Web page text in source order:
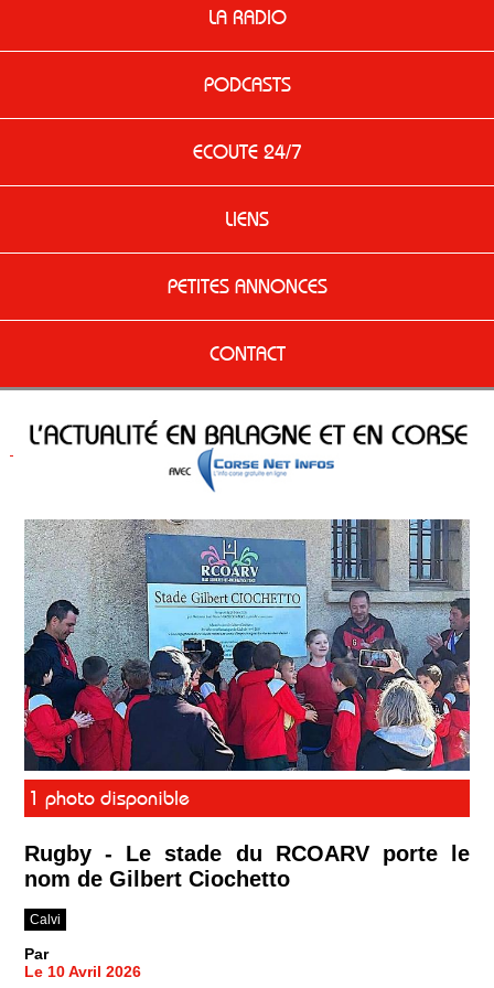
LA RADIO
PODCASTS
ECOUTE 24/7
LIENS
PETITES ANNONCES
CONTACT
1 photo disponible
Rugby - Le stade du RCOARV porte le
nom de Gilbert Ciochetto
Calvi
Par
Le 10 Avril 2026